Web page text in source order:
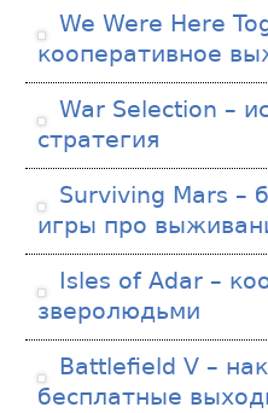
We Were Here
кооперативное
War Selection –
стратегия
Surviving Mars –
игры про
Isles of Adar –
зверолюдьми
Battlefield V –
бесплатные